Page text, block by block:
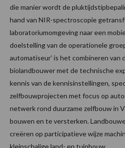
die manier wordt de
hand van NIR-spectroscopie
laboratoriumomgeving naar een
doelstelling van de operationele
automatiseur’ is het combineren van
biolandbouwer met de technische
kennis van de kennisinstellingen,
zelfbouwprojecten met focus op
netwerk rond duurzame zelfbouw in
bouwen en te versterken.
creëren op participatieve wijze
kleinschalige land- en tuinbouw.